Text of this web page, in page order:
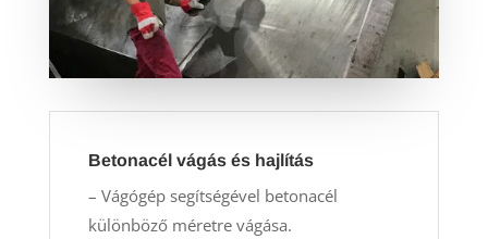
Betonacél vágás és hajlítás
– Vágógép segítségével betonacél
különböző méretre vágása.